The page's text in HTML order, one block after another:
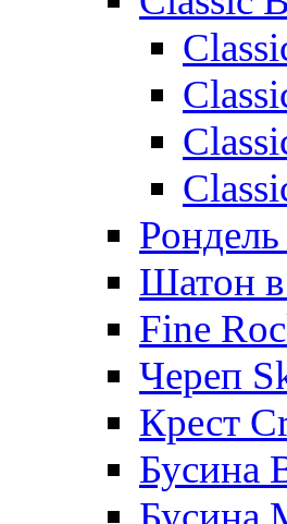
Шатон в
Fine
Череп
Крест
Бусина